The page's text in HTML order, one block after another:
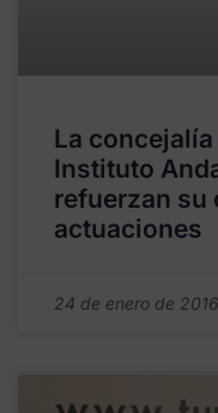
La
Instituto
refuerzan su
actuaciones
24 de enero de 2016